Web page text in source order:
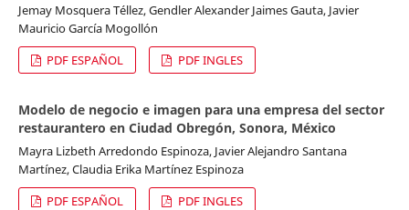
Jemay Mosquera Téllez, Gendler Alexander Jaimes Gauta, Javier
Mauricio García Mogollón
PDF ESPAÑOL
PDF INGLES
Modelo de negocio e imagen para una empresa del sector
restaurantero en Ciudad Obregón, Sonora, México
Mayra Lizbeth Arredondo Espinoza, Javier Alejandro Santana
Martínez, Claudia Erika Martínez Espinoza
PDF ESPAÑOL
PDF INGLES